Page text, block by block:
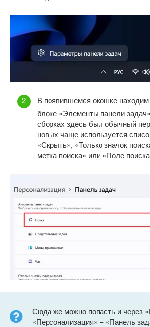
В появившемся окошке находим
блоке «Элементы панели
сборках здесь был обычный
новых чаще используется
«Скрыть», «Только значок
метка поиска» или «Поле
Сюда же можно попасть и через
«Персонализация» – «Панель